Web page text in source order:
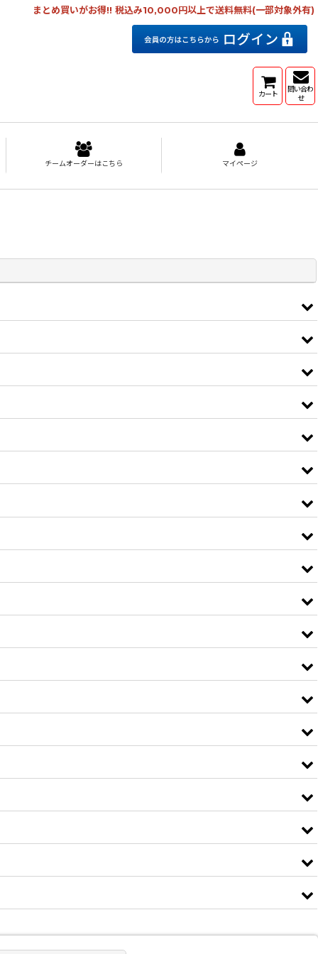
まとめ買いがお得!! 税込み10,000円以上で送料無料(一部対象外有)
カート
問い合わ
せ
チームオーダーはこちら マイページ